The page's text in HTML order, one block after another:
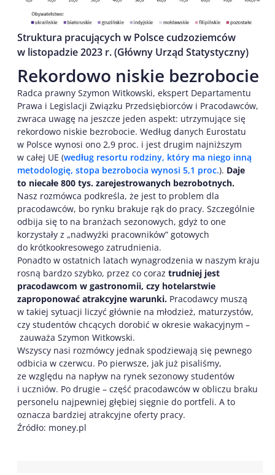
Struktura pracujących w Polsce cudzoziemców
w listopadzie 2023 r. (Główny Urząd Statystyczny)
Rekordowo niskie bezrobocie
Radca prawny Szymon Witkowski, ekspert Departamentu
Prawa i Legislacji Związku Przedsiębiorców i Pracodawców,
zwraca uwagę na jeszcze jeden aspekt: utrzymujące się
rekordowo niskie bezrobocie. Według danych Eurostatu
w Polsce wynosi ono 2,9 proc. i jest drugim najniższym
w całej UE (według resortu rodziny, który ma niego inną
metodologię, stopa bezrobocia wynosi 5,1 proc.). Daje
to niecałe 800 tys. zarejestrowanych bezrobotnych.
Nasz rozmówca podkreśla, że jest to problem dla
pracodawców, bo rynku brakuje rąk do pracy. Szczególnie
odbija się to na branżach sezonowych, gdyż to one
korzystały z „nadwyżki pracowników” gotowych
do krótkookresowego zatrudnienia.
Ponadto w ostatnich latach wynagrodzenia w naszym kraju
rosną bardzo szybko, przez co coraz trudniej jest
pracodawcom w gastronomii, czy hotelarstwie
zaproponować atrakcyjne warunki. Pracodawcy muszą
w takiej sytuacji liczyć głównie na młodzież, maturzystów,
czy studentów chcących dorobić w okresie wakacyjnym –
zauważa Szymon Witkowski.
Wszyscy nasi rozmówcy jednak spodziewają się pewnego
odbicia w czerwcu. Po pierwsze, jak już pisaliśmy,
ze względu na napływ na rynek sezonowy studentów
i uczniów. Po drugie – część pracodawców w obliczu braku
personelu najpewniej głębiej sięgnie do portfeli. A to
oznacza bardziej atrakcyjne oferty pracy.
Źródło: money.pl